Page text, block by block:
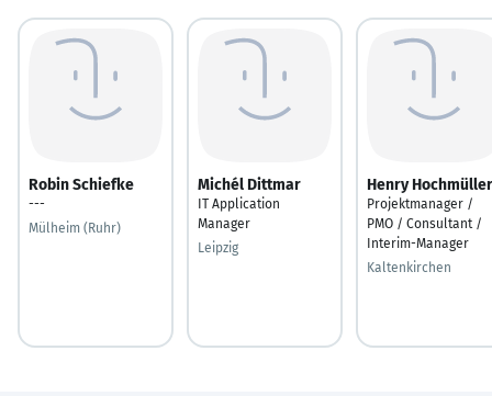
Robin Schiefke
---
Mülheim (Ruhr)
Michél Dittmar
IT Application
Manager
Leipzig
Henry Hochmüller
Projektmanager /
PMO / Consultant /
Interim-Manager
Kaltenkirchen